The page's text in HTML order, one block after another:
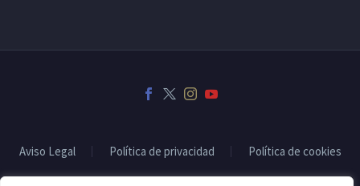
Aviso Legal Política de privacidad Política de cookies